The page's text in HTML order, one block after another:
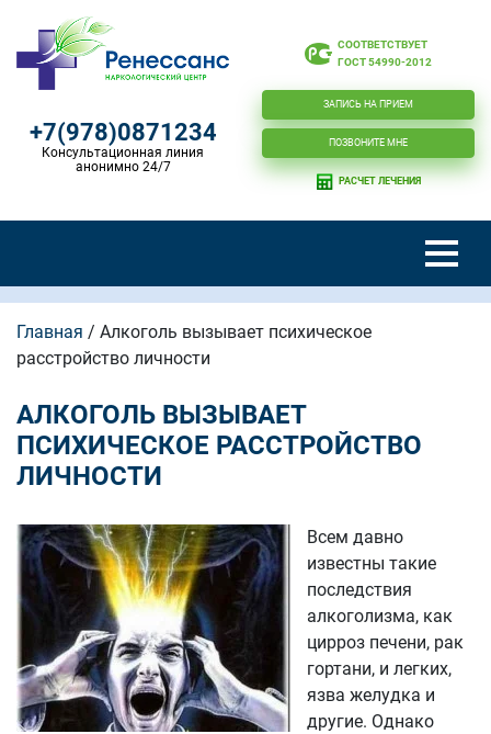
СООТВЕТСТВУЕТ
ГОСТ 54990-2012
+7(978)0871234
Консультационная линия
анонимно 24/7
ЗАПИСЬ НА ПРИЕМ
ПОЗВОНИТЕ МНЕ
РАСЧЕТ ЛЕЧЕНИЯ
Главная / Алкоголь вызывает психическое
расстройство личности
АЛКОГОЛЬ ВЫЗЫВАЕТ
ПСИХИЧЕСКОЕ РАССТРОЙСТВО
ЛИЧНОСТИ
Всем давно
известны такие
последствия
алкоголизма, как
цирроз печени, рак
гортани, и легких,
язва желудка и
другие. Однако